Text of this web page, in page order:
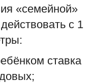
«семейной»
с 1
ставка